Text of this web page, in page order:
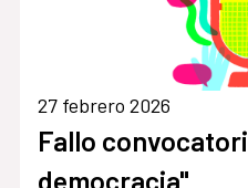
27 febrero 2026
Fallo convocatoria "Voces de la
democracia"